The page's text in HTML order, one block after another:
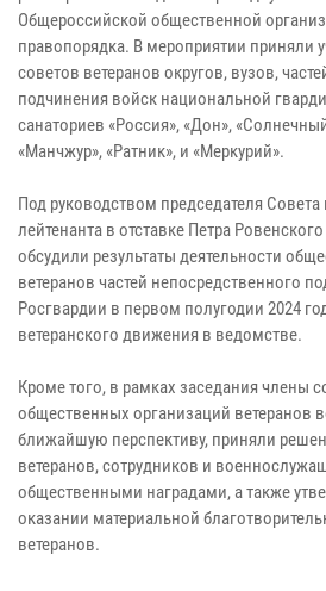
Общероссийской общественной
правопорядка. В мероприятии приняли
советов ветеранов округов, вузов,
подчинения войск национальной
санаториев «Россия», «Дон»,
«Манчжур», «Ратник», и «Меркурий».
Под руководством председателя Совета
лейтенанта в отставке Петра
обсудили результаты деятельности
ветеранов частей непосредственного
Росгвардии в первом полугодии 2024
ветеранского движения в ведомстве.
Кроме того, в рамках заседания члены
общественных организаций ветеранов
ближайшую перспективу, приняли
ветеранов, сотрудников и
общественными наградами, а также
оказании материальной
ветеранов.